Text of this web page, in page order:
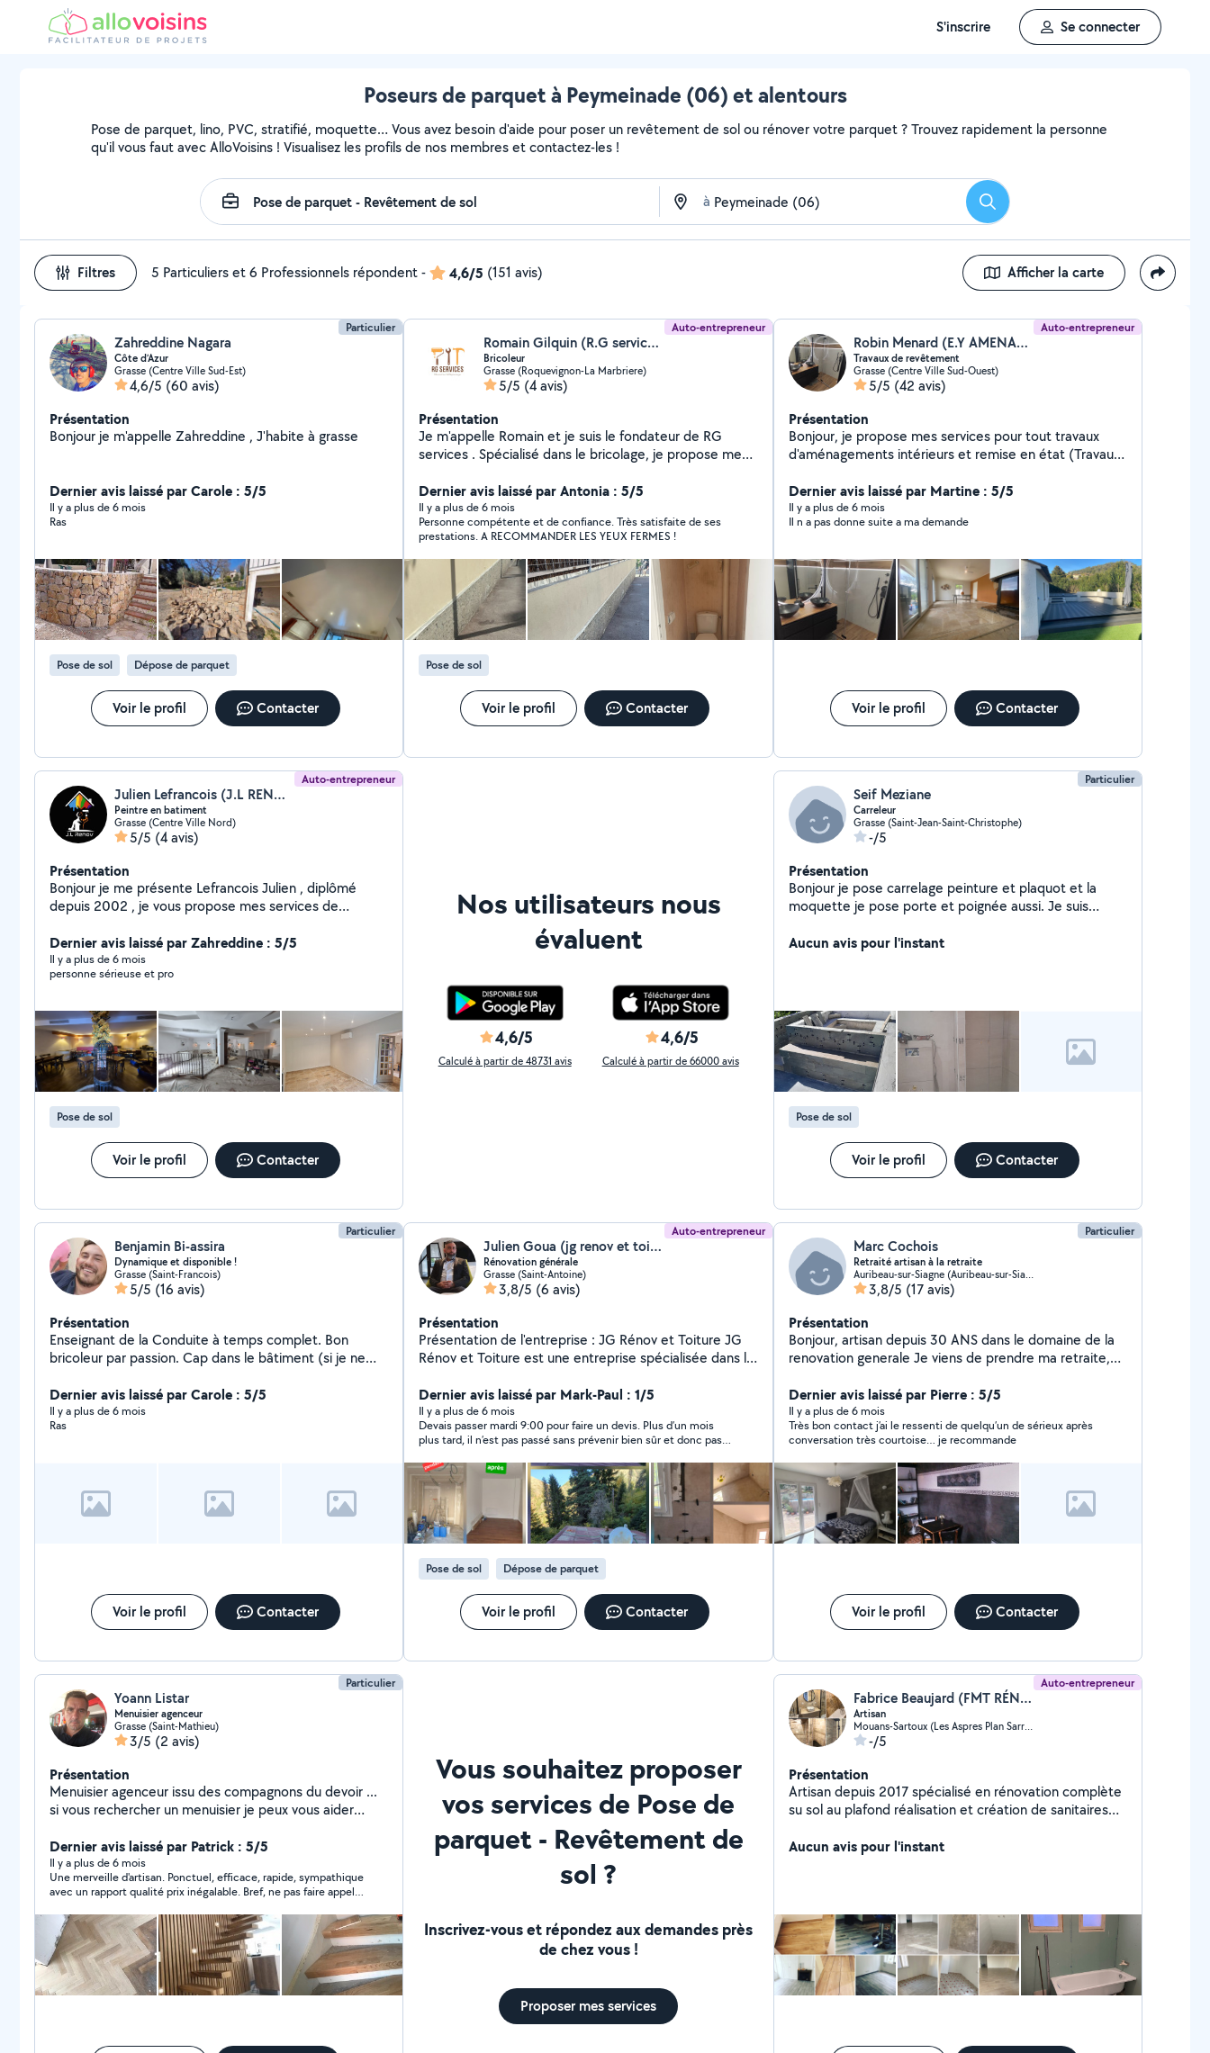
S'inscrire Se connecter
Poseurs de parquet à Peymeinade (06) et alentours
Pose de parquet, lino, PVC, stratifié, moquette… Vous avez besoin d'aide pour poser un revêtement de sol ou rénover votre parquet ? Trouvez rapidement la personne
qu'il vous faut avec AlloVoisins ! Visualisez les profils de nos membres et contactez-les !
à Rechercher
Filtres 5 Particuliers et 6 Professionnels répondent- 4,6/5 (151 avis) Afficher la carte
Particulier
Zahreddine Nagara
Côte d’Azur
Grasse (Centre Ville Sud-Est)
4,6/5 (60 avis)
Présentation
Bonjour je m'appelle Zahreddine , J'habite à grasse
Dernier avis laissé par Carole : 5/5
Il y a plus de 6 mois
Ras
Pose de sol Dépose de parquet
Voir le profil Contacter
Auto-entrepreneur
Romain Gilquin (R.G services)
Bricoleur
Grasse (Roquevignon-La Marbriere)
5/5 (4 avis)
Présentation
Je m'appelle Romain et je suis le fondateur de RG
services . Spécialisé dans le bricolage, je propose mes
de meubles, réparations, installations, petits travaux de
rénovation et bien plus encore. Avec mon expertise et
mon savoir-faire, je vous garantis un travail soigné,
rapide et efficace. Que vous soyez un particulier ou un
professionnel, je suis à votre disposition pour vous
apporter des solutions adaptées à vos besoins.
N'hésitez pas à me contacter pour un devis ou pour
discuter de votre
Dernier avis laissé par Antonia : 5/5
Il y a plus de 6 mois
Personne compétente et de confiance. Très satisfaite de ses
prestations. A RECOMMANDER LES YEUX FERMES !
Pose de sol
Voir le profil Contacter
Auto-entrepreneur
Robin Menard (E.Y AMENAGEMENT ET RENOVATION)
Travaux de revêtement
Grasse (Centre Ville Sud-Ouest)
5/5 (42 avis)
Présentation
Bonjour, je propose mes services pour tout travaux
d'aménagements intérieurs et remise en état (Travaux
et également je propose mes services pour
l'aménagement extérieur ( créations en maçonnerie:
clôture ,escalier, dalle, chape et leurs revêtements de
Dernier avis laissé par Martine : 5/5
Il y a plus de 6 mois
Il n a pas donne suite a ma demande
Voir le profil Contacter
Auto-entrepreneur
Julien Lefrancois (J.L RENOV)
Peintre en batiment
Grasse (Centre Ville Nord)
5/5 (4 avis)
Présentation
Bonjour je me présente Lefrancois Julien , diplômé
depuis 2002 , je vous propose mes services de
parquet , sol pvc , moquette ,peinture décorative
Dernier avis laissé par Zahreddine : 5/5
Il y a plus de 6 mois
personne sérieuse et pro
Pose de sol
Voir le profil Contacter
Nos utilisateurs nous
évaluent
4,6/5
Calculé à partir de 48731 avis
4,6/5
Calculé à partir de 66000 avis
Particulier
Seif Meziane
Carreleur
Grasse (Saint-Jean-Saint-Christophe)
-/5
Présentation
Bonjour je pose carrelage peinture et plaquot et la
moquette je pose porte et poignée aussi. Je suis
Aucun avis pour l'instant
Pose de sol
Voir le profil Contacter
Particulier
Benjamin Bi-assira
Dynamique et disponible !
Grasse (Saint-Francois)
5/5 (16 avis)
Présentation
Enseignant de la Conduite à temps complet. Bon
bricoleur par passion. Cap dans le bâtiment (si je ne
d'abonnement désolé)
Dernier avis laissé par Carole : 5/5
Il y a plus de 6 mois
Ras
Voir le profil Contacter
Auto-entrepreneur
Julien Goua (jg renov et toitures)
Rénovation générale
Grasse (Saint-Antoine)
3,8/5 (6 avis)
Présentation
Présentation de l'entreprise : JG Rénov et Toiture JG
Rénov et Toiture est une entreprise spécialisée dans la
pour les particuliers que pour les professionnels. Forts
de notre expérience et de notre savoir-faire, nous
prenons en charge l'intégralité de vos projets de
rénovation, de la conception à la réalisation. Nos
domaines d'expertise : Nous proposons un service clé
en main grâce à une équipe qualifiée et polyvalente
dans les métiers suivants : Maçonnerie générale
Électricité Plomberie Chauffage et climatisation
Carrelage, peinture et revêtements de sols/murs
Menuiserie intérieure et extérieure Isolation thermique
et phonique Aménagement intérieur et extérieur
Toitures et nettoyage Nos engagements : Un
interlocuteur unique pour piloter votre projet Des
travaux réalisés dans les délais Le respect des normes
et détaillés Une qualité d'exécution
Dernier avis laissé par Mark-Paul : 1/5
Il y a plus de 6 mois
Devais passer mardi 9:00 pour faire un devis. Plus d’un mois
plus tard, il n’est pas passé sans prévenir bien sûr et donc pas
Pose de sol Dépose de parquet
Voir le profil Contacter
Particulier
Marc Cochois
Retraité artisan à la retraite
Auribeau-sur-Siagne (Auribeau-sur-Siagne)
3,8/5 (17 avis)
Présentation
Bonjour, artisan depuis 30 ANS dans le domaine de la
renovation generale Je viens de prendre ma retraite,et
l'art et le respect des délais, MES PRESTATIONS SONT
DE QUALITE avec des prix tres compétitifs. bien
cordialement à vous
Dernier avis laissé par Pierre : 5/5
Il y a plus de 6 mois
Très bon contact j’ai le ressenti de quelqu’un de sérieux après
conversation très courtoise… je recommande
Voir le profil Contacter
Particulier
Yoann Listar
Menuisier agenceur
Grasse (Saint-Mathieu)
3/5 (2 avis)
Présentation
Menuisier agenceur issu des compagnons du devoir ...
si vous rechercher un menuisier je peux vous aider
Dernier avis laissé par Patrick : 5/5
Il y a plus de 6 mois
Une merveille d'artisan. Ponctuel, efficace, rapide, sympathique
avec un rapport qualité prix inégalable. Bref, ne pas faire appel à
Vous souhaitez proposer
vos services de Pose de
parquet - Revêtement de
sol ?
Inscrivez-vous et répondez aux demandes près
de chez vous !
Proposer mes services
Auto-entrepreneur
Fabrice Beaujard (FMT RÉNOVATION)
Artisan
Mouans-Sartoux (Les Aspres Plan Sarrain)
-/5
Présentation
Artisan depuis 2017 spécialisé en rénovation complète
su sol au plafond réalisation et création de sanitaires
Aucun avis pour l'instant